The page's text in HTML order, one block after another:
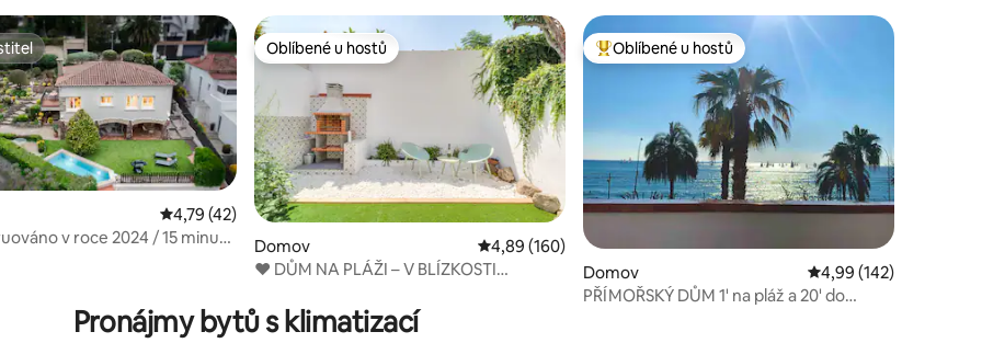
z 5, 239 hodnocení
Průměrné hodnocení 4,79 z 5, 42 hodnocení
4,79 (42)
v roce 2024 / 15 minut
Oblíbené u hostů
Oblíbené u hostů
Domov Průměrné hodnocení 4,89 z 5, 160 hodnocení
4,89 (160)
❤ DŮM NA PLÁŽI – V BLÍZKOSTI
ZDARMA
Nejlepší v kategorii Oblíbené u hostů
Oblíbené u hostů
Domov Průměrné hodnocení
4,99 (142)
PŘÍMOŘSKÝ DŮM 1' na pláž a 20' do
Pronájmy bytů s klimatizací